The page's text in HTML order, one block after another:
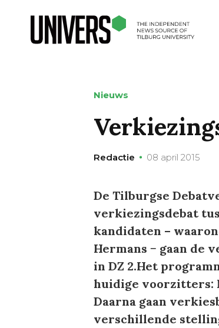
Nieuws
Redactie 08 april 2015
De Tilburgse
verkiezingsdebat
kandidaten –
Hermans − gaan de
in DZ 2.Het
huidige voorzitters:
Daarna gaan
verschillende